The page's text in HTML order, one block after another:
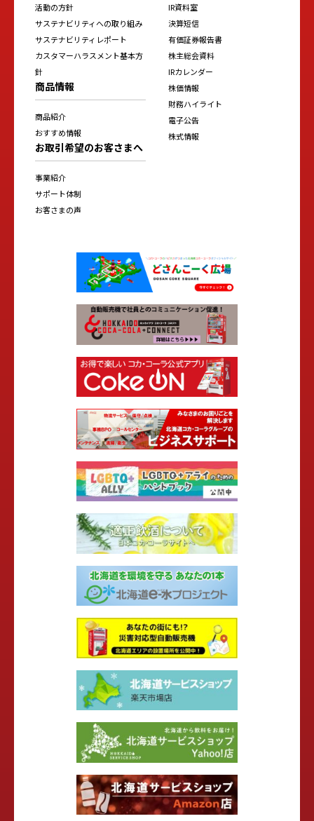
活動の方針
サステナビリティへの取り組み
サステナビリティレポート
カスタマーハラスメント基本方
針
商品情報
商品紹介
おすすめ情報
お取引希望のお客さまへ
事業紹介
サポート体制
お客さまの声
IR資料室
決算短信
有価証券報告書
株主総会資料
IRカレンダー
株価情報
財務ハイライト
電子公告
株式情報